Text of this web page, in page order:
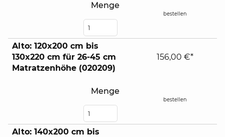
Menge
bestellen
Alto: 120x200 cm bis
130x220 cm für 26-45 cm
Matratzenhöhe (020209)
Menge
156,00 €*
bestellen
Alto: 140x200 cm bis